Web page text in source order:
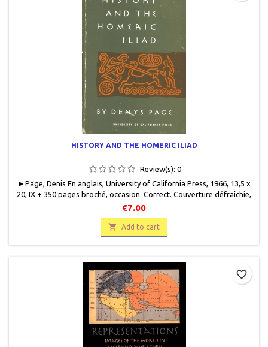
HISTORY AND THE HOMERIC ILIAD
Review(s): 0
► Page, Denis En anglais, University of California Press, 1966, 13,5 x
20, IX + 350 pages broché, occasion . Correct. Couverture défraîchie,
bords frottés. Bon état intérieur.
€7.00
 Add to cart
favorite_border